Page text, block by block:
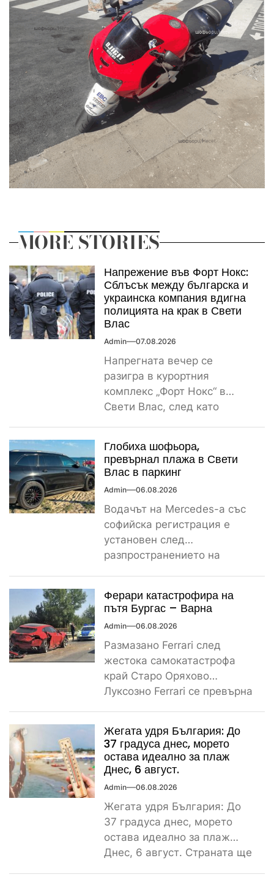
MORE STORIES
Напрежение във Форт Нокс:
Сблъсък между българска и
украинска компания вдигна
полицията на крак в Свети
Влас
Admin 07.08.2026
Напрегната вечер се
разигра в курортния
комплекс „Форт Нокс“ в
Свети Влас, след като
Глобиха шофьора,
превърнал плажа в Свети
Влас в паркинг
Admin 06.08.2026
Водачът на Mercedes-а със
софийска регистрация е
установен след
разпространението на
1000...
Ферари катастрофира на
пътя Бургас – Варна
Admin 06.08.2026
Размазано Ferrari след
жестока самокатастрофа
край Старо Оряхово
Луксозно Ferrari се превърна
сутрин...
Жегата удря България: До
37 градуса днес, морето
остава идеално за плаж
Днес, 6 август.
Admin 06.08.2026
Жегата удря България: До
37 градуса днес, морето
остава идеално за плаж
Днес, 6 август. Страната ще